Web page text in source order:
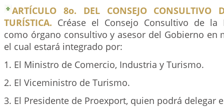
ARTÍCULO 8o. DEL CONSEJO CONSULTIVO
TURÍSTICA. Créase el Consejo Consultivo de la
como órgano consultivo y asesor del Gobierno en
el cual estará integrado por:
1. El Ministro de Comercio, Industria y Turismo.
2. El Viceministro de Turismo.
3. El Presidente de Proexport, quien podrá delegar